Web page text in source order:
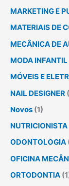
MARKETING E
MATERIAIS DE
MECÂNICA DE
MODA INFANTIL
MÓVEIS E
NAIL DESIGNER
Novos (1)
NUTRICIONISTA
ODONTOLOGIA
OFICINA
ORTODONTIA